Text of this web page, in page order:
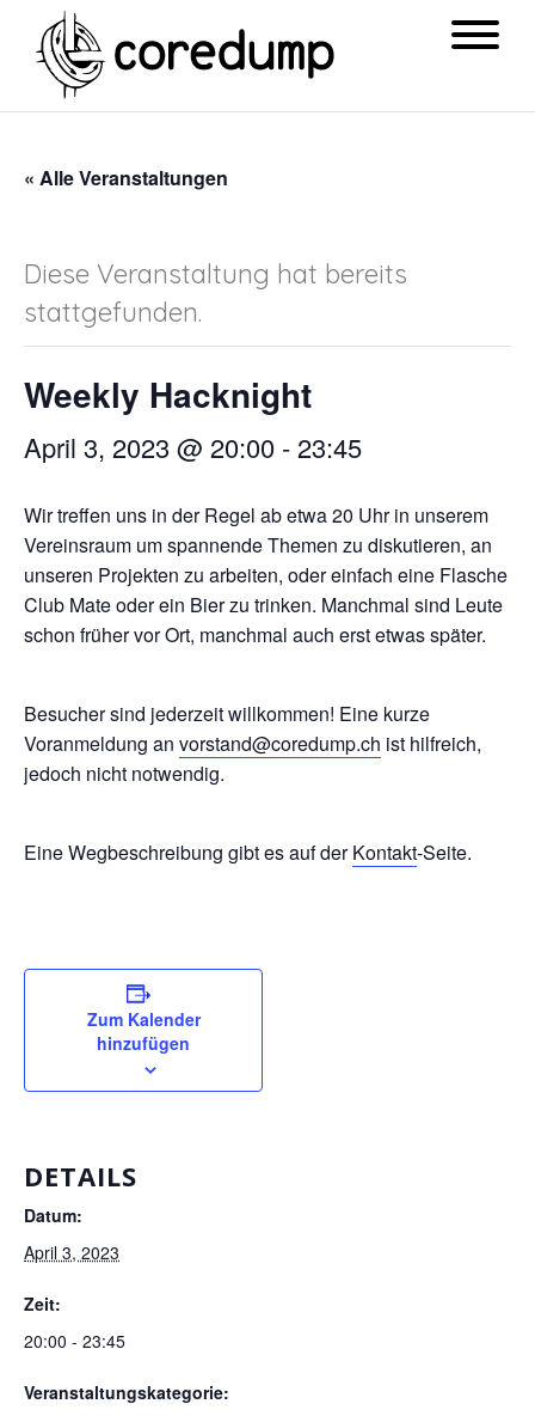
« Alle Veranstaltungen
Diese Veranstaltung hat bereits
stattgefunden.
Weekly Hacknight
April 3, 2023 @ 20:00 - 23:45
Wir treffen uns in der Regel ab etwa 20 Uhr in unserem
Vereinsraum um spannende Themen zu diskutieren, an
unseren Projekten zu arbeiten, oder einfach eine Flasche
Club Mate oder ein Bier zu trinken. Manchmal sind Leute
schon früher vor Ort, manchmal auch erst etwas später.
Besucher sind jederzeit willkommen! Eine kurze
Voranmeldung an vorstand@coredump.ch ist hilfreich,
jedoch nicht notwendig.
Eine Wegbeschreibung gibt es auf derKontakt-Seite.
Zum Kalender
hinzufügen
DETAILS
Datum:
April 3, 2023
Zeit:
20:00 - 23:45
Veranstaltungskategorie: